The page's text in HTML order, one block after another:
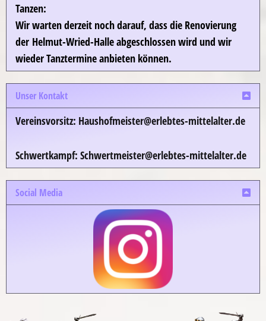
Tanzen:
Wir warten derzeit noch darauf, dass die Renovierung
der Helmut-Wried-Halle abgeschlossen wird und wir
wieder Tanztermine anbieten können.
Unser Kontakt
Vereinsvorsitz: Haushofmeister@erlebtes-mittelalter.de
Schwertkampf: Schwertmeister@erlebtes-mittelalter.de
Social Media